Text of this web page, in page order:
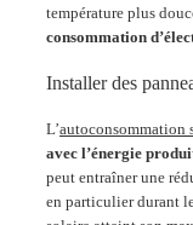
température plus
consommation
Installer des
L’autoconsommation
avec l’énergie
peut entraîner une
en particulier durant